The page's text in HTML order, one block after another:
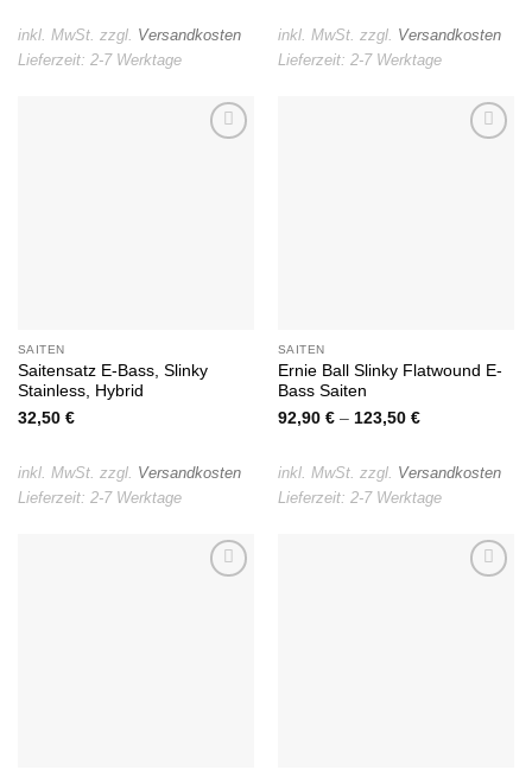
inkl. MwSt. zzgl. Versandkosten
Lieferzeit: 2-7 Werktage
inkl. MwSt. zzgl. Versandkosten
Lieferzeit: 2-7 Werktage
SAITEN
Saitensatz E-Bass, Slinky
Stainless, Hybrid
32,50 €
inkl. MwSt. zzgl. Versandkosten
Lieferzeit: 2-7 Werktage
SAITEN
Ernie Ball Slinky Flatwound E-
Bass Saiten
92,90 €– 123,50 €
inkl. MwSt. zzgl. Versandkosten
Lieferzeit: 2-7 Werktage